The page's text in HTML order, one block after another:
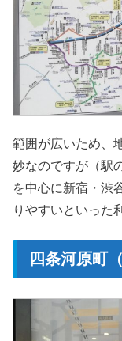
範囲が広いため、
妙なのですが（駅
を中心に新宿・渋
りやすいといった
四条河原町